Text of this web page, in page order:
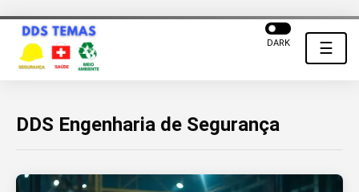
☰
DARK
DDS Engenharia de Segurança